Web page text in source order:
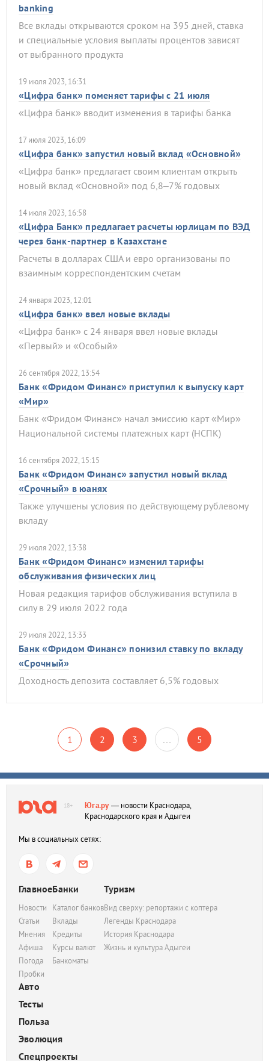
banking
Все вклады открываются сроком на 395 дней, ставка
и специальные условия выплаты процентов зависят
от выбранного продукта
19 июля 2023, 16:31
«Цифра банк» поменяет тарифы с 21 июля
«Цифра банк» вводит изменения в тарифы банка
17 июля 2023, 16:09
«Цифра банк» запустил новый вклад «Основной»
«Цифра банк» предлагает своим клиентам открыть
новый вклад «Основной» под 6,8–7% годовых
14 июля 2023, 16:58
«Цифра Банк» предлагает расчеты юрлицам по ВЭД
через банк-партнер в Казахстане
Расчеты в долларах США и евро организованы по
взаимным корреспондентским счетам
24 января 2023, 12:01
«Цифра банк» ввел новые вклады
«Цифра банк» с 24 января ввел новые вклады
«Первый» и «Особый»
26 сентября 2022, 13:54
Банк «Фридом Финанс» приступил к выпуску карт
«Мир»
Банк «Фридом Финанс» начал эмиссию карт «Мир»
Национальной системы платежных карт (НСПК)
16 сентября 2022, 15:15
Банк «Фридом Финанс» запустил новый вклад
«Срочный» в юанях
Также улучшены условия по действующему рублевому
вкладу
29 июля 2022, 13:38
Банк «Фридом Финанс» изменил тарифы
обслуживания физических лиц
Новая редакция тарифов обслуживания вступила в
силу в 29 июля 2022 года
29 июля 2022, 13:33
Банк «Фридом Финанс» понизил ставку по вкладу
«Срочный»
Доходность депозита составляет 6,5% годовых
1 2 3 … 5
18+ Юга.ру— новости Краснодара,
Краснодарского края и Адыгеи
Мы в социальных сетях:
Главное
Новости
Статьи
Мнения
Афиша
Погода
Пробки
Банки
Каталог банков
Вклады
Кредиты
Курсы валют
Банкоматы
Туризм
Вид сверху: репортажи с коптера
Легенды Краснодара
История Краснодара
Жизнь и культура Адыгеи
Авто
Тесты
Польза
Эволюция
Спецпроекты